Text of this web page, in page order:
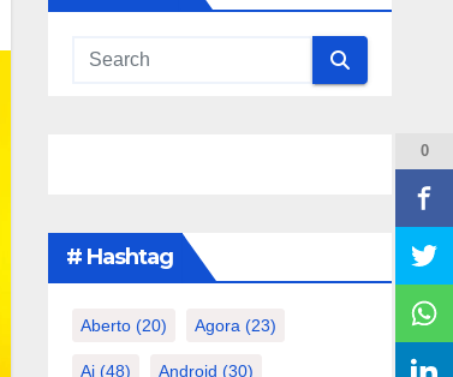
# Hashtag
Aberto(20) Agora (23)
Ai(48) Android (30)
0